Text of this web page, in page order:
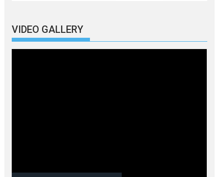
VIDEO GALLERY